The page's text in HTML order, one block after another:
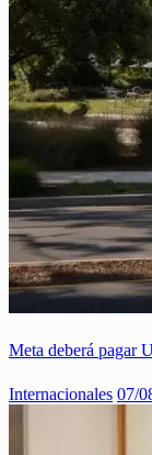
Meta deberá pagar
Internacionales 07/